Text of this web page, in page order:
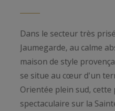
Dans le secteur très
Jaumegarde, au calme
maison de style
se situe au cœur d'un
Orientée plein sud,
spectaculaire sur la